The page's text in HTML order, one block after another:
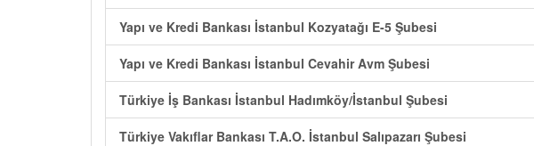
Yapı ve Kredi Bankası İstanbul Kozyatağı E-5 Şubesi
Yapı ve Kredi Bankası İstanbul Cevahir Avm Şubesi
Türkiye İş Bankası İstanbul Hadımköy/İstanbul Şubesi
Türkiye Vakıflar Bankası T.A.O. İstanbul Salıpazarı Şubesi